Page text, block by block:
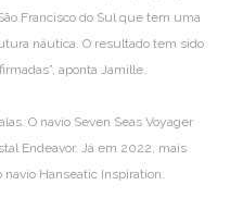
Francisco do Sul que tem uma
náutica. O resultado tem sido
aponta Jamille.
O navio Seven Seas Voyager
Endeavor. Já em 2022, mais
Hanseatic Inspiration.